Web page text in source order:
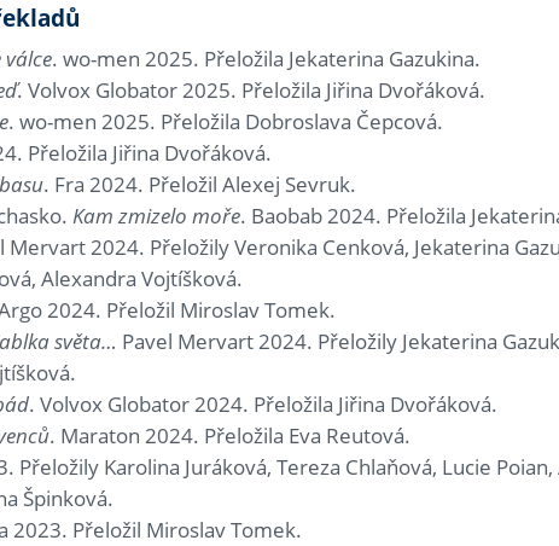
válce. wo-men 2025. Přeložila Jekaterina Gazukina.
. Volvox Globator 2025. Přeložila Jiřina Dvořáková.
. wo-men 2025. Přeložila Dobroslava Čepcová.
Přeložila Jiřina Dvořáková.
. Fra 2024. Přeložil Alexej Sevruk.
Kam zmizelo moře. Baobab 2024. Přeložila
Mervart 2024. Přeložily Veronika Cenková, Jekaterina
Alexandra Vojtíšková.
2024. Přeložil Miroslav Tomek.
světa… Pavel Mervart 2024. Přeložily Jekaterina
. Volvox Globator 2024. Přeložila Jiřina Dvořáková.
. Maraton 2024. Přeložila Eva Reutová.
Přeložily Karolina Juráková, Tereza Chlaňová, Lucie
Špinková.
2023. Přeložil Miroslav Tomek.